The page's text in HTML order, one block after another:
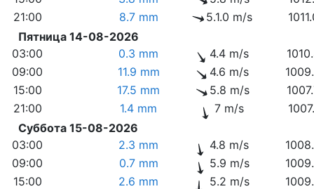
21:00
8.7 mm 5.1.0 m/s
Пятница 14-08-2026
03:00
0.3 mm 4.4 m/s
09:00
11.9 mm 4.6 m/s
15:00
17.5 mm 5.8 m/s
21:00
1.4 mm 7 m/s
Суббота 15-08-2026
03:00
2.3 mm 4.8 m/s
09:00
0.7 mm 5.9 m/s
15:00
2.6 mm 5.2 m/s